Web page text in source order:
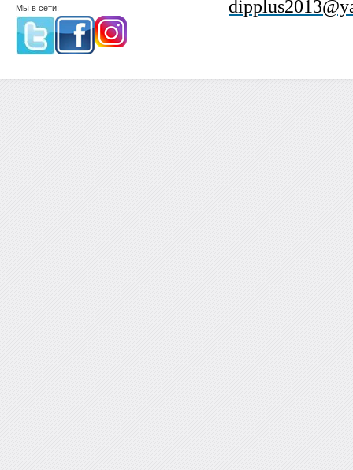
Мы в сети: